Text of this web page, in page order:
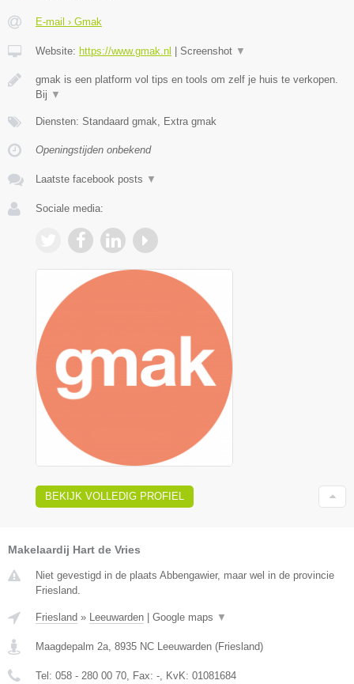
E-mail › Gmak
Website: https://www.gmak.nl | Screenshot ▼
gmak is een platform vol tips en tools om zelf je huis te verkopen.
Bij ▼
Diensten: Standaard gmak, Extra gmak
Openingstijden onbekend
Laatste facebook posts ▼
Sociale media:
BEKIJK VOLLEDIG PROFIEL
Makelaardij Hart de Vries
Niet gevestigd in de plaats Abbengawier, maar wel in de provincie
Friesland.
Friesland » Leeuwarden | Google maps ▼
Maagdepalm 2a 8935 NC Leeuwarden (Friesland)
Tel: 058 - 280 00 70 , Fax: - , KvK: 01081684